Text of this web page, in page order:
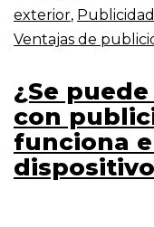
exterior,
Ventajas de
¿Se
con
funciona